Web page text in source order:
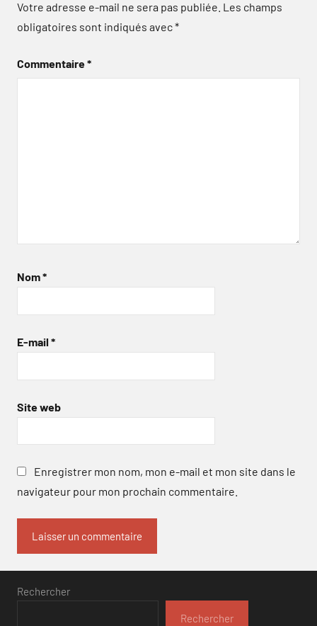
Votre adresse e-mail ne sera pas publiée. Les champs
obligatoires sont indiqués avec*
Commentaire*
Nom*
E-mail *
Site web
Enregistrer mon nom, mon e-mail et mon site dans le
navigateur pour mon prochain commentaire.
Rechercher
Rechercher